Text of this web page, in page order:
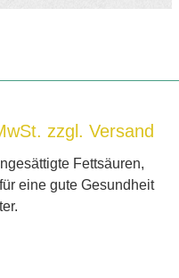
€
zzgl. Versand
Fettsäuren,
eine gute Gesundheit